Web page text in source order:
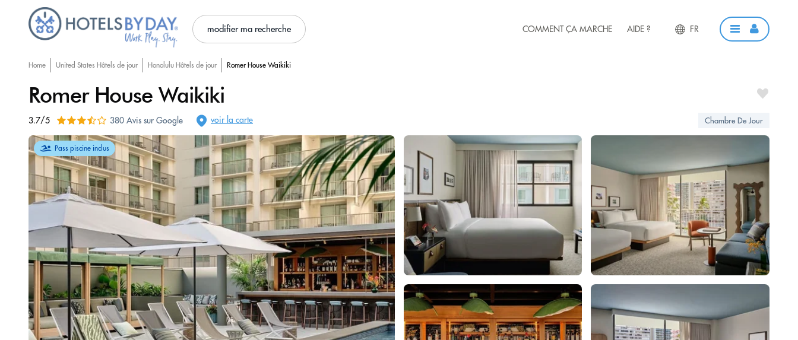
modifier ma recherche COMMENT ÇA MARCHE AIDE ? FR
Home United States Hôtels de jour Honolulu Hôtels de jour Romer House Waikiki
Romer House Waikiki
3.7/5 380 Avis sur Google voir la carte Chambre De Jour
Pass piscine inclus